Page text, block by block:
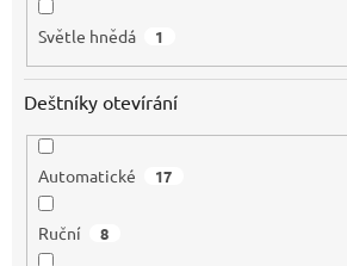
Světle hnědá 1
Deštníky otevírání
Automatické 17
Ruční 8